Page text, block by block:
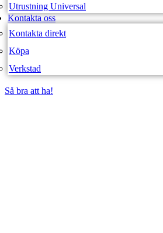
Utrustning Universal
Kontakta oss
Kontakta direkt
Köpa
Verkstad
Så bra att ha!